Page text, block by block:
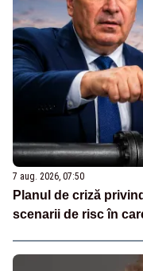
7 aug. 2026, 07:50
Planul de criză
scenarii de risc în